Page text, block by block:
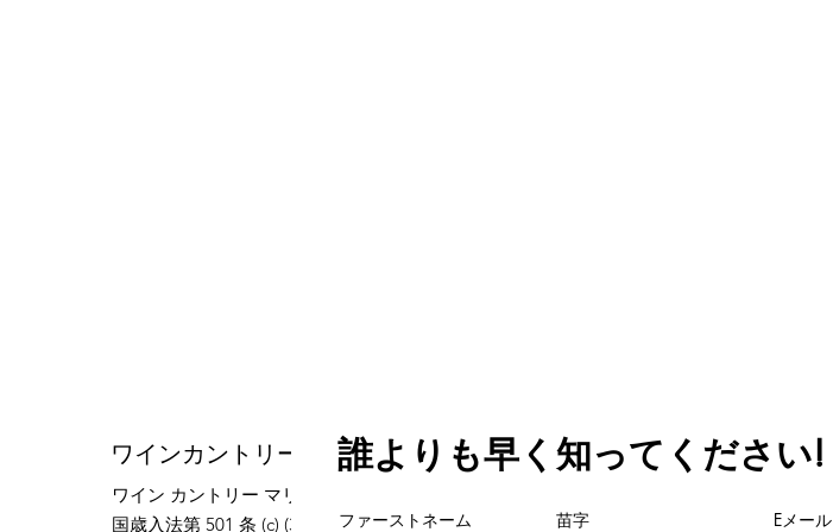
ワインカントリー海兵隊
ワイン カントリー マリーンズは、内
国歳入法第 501 条 (c) (3) に基づいて認
誰よりも早く知ってください!
ファーストネーム 苗字 Eメール